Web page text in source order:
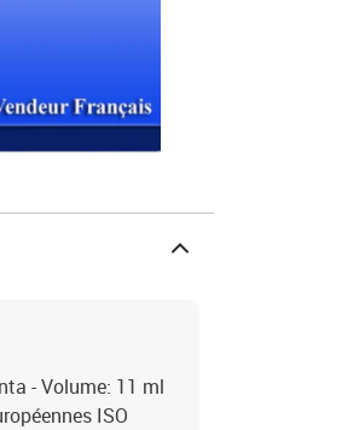
- Volume: 11 ml
ISO